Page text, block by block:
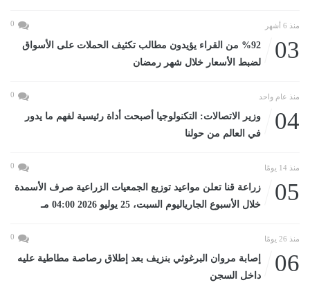
منذ 6 أشهر 0
03
%92 من القراء يؤيدون مطالب تكثيف الحملات على الأسواق
لضبط الأسعار خلال شهر رمضان
منذ عام واحد 0
04
وزير الاتصالات: التكنولوجيا أصبحت أداة رئيسية لفهم ما يدور
في العالم من حولنا
منذ 14 يومًا 0
05
زراعة قنا تعلن مواعيد توزيع الجمعيات الزراعية صرف الأسمدة
خلال الأسبوع الجارياليوم السبت، 25 يوليو 2026 04:00 مـ
منذ 26 يومًا 0
06
إصابة مروان البرغوثي بنزيف بعد إطلاق رصاصة مطاطية عليه
داخل السجن